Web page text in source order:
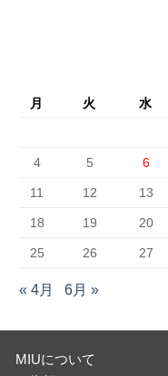
月 火 水
4 5 6
11 12 13
18 19 20
25 26 27
« 4月 6月 »
MIUについて